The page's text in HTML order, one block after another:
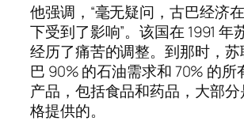
他强调，“毫无疑问，古巴经济
下受到了影响”。该国在 1991 年
经历了痛苦的调整。到那时，
巴 90% 的石油需求和 70% 的所
产品，包括食品和药品，大部
格提供的。